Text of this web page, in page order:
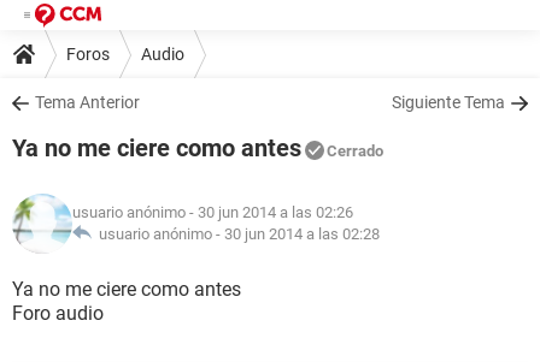
Foros Audio
Tema Anterior Siguiente Tema
Ya no me ciere como antes Cerrado
usuario anónimo - 30 jun 2014 a las 02:26
usuario anónimo - 30 jun 2014 a las 02:28
Ya no me ciere como antes
Foro audio